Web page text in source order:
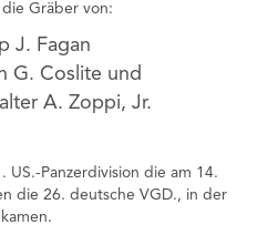
Gräber von:
J. Fagan
G. Coslite und
A. Zoppi, Jr.
US.-Panzerdivision die am 14.
die 26. deutsche VGD., in der